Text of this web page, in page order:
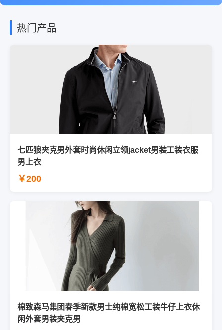
热门产品
七匹狼夹克男外套时尚休闲立领jacket男装工装衣服
男上衣
￥200
棉致森马集团春季新款男士纯棉宽松工装牛仔上衣休
闲外套男装夹克男